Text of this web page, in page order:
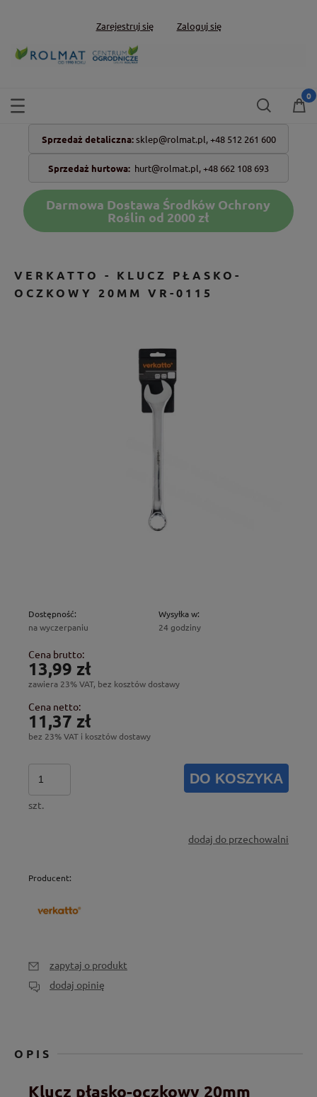
Zarejestruj się Zaloguj się
Sprzedaż detaliczna: sklep@rolmat.pl, +48 512 261 600
Sprzedaż hurtowa: hurt@rolmat.pl,+48 662 108 693
Darmowa Dostawa Środków Ochrony
Roślin od 2000 zł
VERKATTO - KLUCZ PŁASKO-
OCZKOWY 20MM VR-0115
Dostępność:
na wyczerpaniu
Wysyłka w:
24 godziny
Cena brutto:
13,99 zł
zawiera 23% VAT, bez kosztów dostawy
Cena netto:
11,37 zł
bez 23% VAT i kosztów dostawy
szt.
DO KOSZYKA
dodaj do przechowalni
Producent:
zapytaj o produkt
dodaj opinię
OPIS
Klucz płasko-oczkowy 20mm